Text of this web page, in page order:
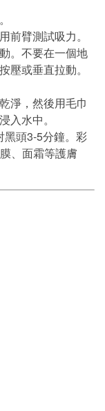
前臂測試吸力。
。不要在一個地
壓或垂直拉動。
淨，然後用毛巾
入水中。
黑頭3-5分鐘。彩
、面霜等護膚